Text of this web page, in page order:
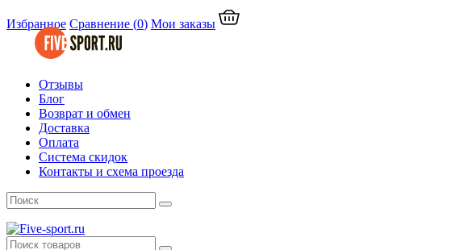
Избранное Сравнение (0) Мои заказы
Отзывы
Блог
Возврат и обмен
Доставка
Оплата
Система скидок
Контакты и схема проезда